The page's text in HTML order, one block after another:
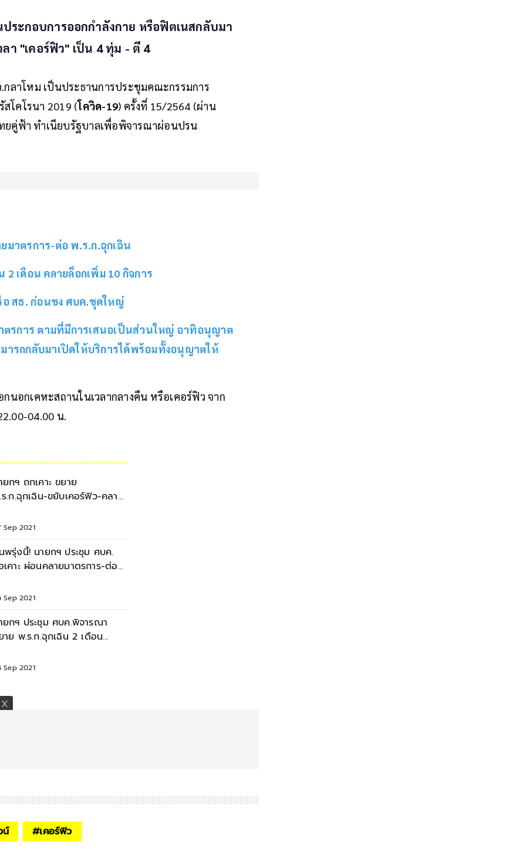
ะกอบการออกกำลังกาย หรือฟิตเนสกลับมา
า "เคอร์ฟิว" เป็น 4 ทุ่ม - ตี 4
ลาโหม เป็นประธานการประชุมคณะกรรมการ
โคโรนา 2019 (โควิด-19) ครั้งที่ 15/2564 (ผ่าน
ยคู่ฟ้า ทำเนียบรัฐบาลเพื่อพิจารณาผ่อนปรน
มาตรการ-ต่อ พ.ร.ก.ฉุกเฉิน
เดือน คลายล็อกเพิ่ม 10 กิจการ
อ สธ. ก่อนชง ศบค.ชุดใหญ่
รการ ตามที่มีการเสนอเป็นส่วนใหญ่ อาทิอนุญาต
ารถกลับมาเปิดให้บริการได้พร้อมทั้งอนุญาตให้
กเคหะสถานในเวลากลางคืน หรือเคอร์ฟิว จาก
04.00 น.
ยกฯ ถกเคาะ ขยาย
.ก.ฉุกเฉิน-ขยับเคอร์ฟิว-คลาย
Sep 2021
พรุ่งนี้! นายกฯ ประชุม ศบค.
เคาะ ผ่อนคลายมาตรการ-ต่อ
Sep 2021
ยกฯ ประชุม ศบค.พิจารณา
าย พ.ร.ก.ฉุกเฉิน 2 เดือน
Sep 2021
น์ #เคอร์ฟิว​